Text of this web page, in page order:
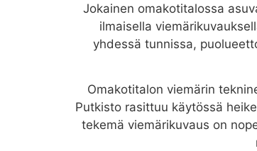
Jokainen omakotitalossa
ilmaisella
yhdessä tunnissa,
Omakotitalon viemärin
Putkisto rasittuu käytössä
tekemä viemärikuvaus on